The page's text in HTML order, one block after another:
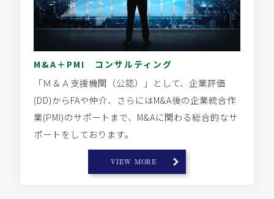
M&A＋PMI コンサルティング
「Ｍ＆Ａ支援機関（公認）」として、企業評価
(DD)からFAや仲介、さらにはM&A後の企業統合作
業(PMI)のサポートまで、M&Aに関わる総合的なサ
ポートをしております。
VIEW MORE